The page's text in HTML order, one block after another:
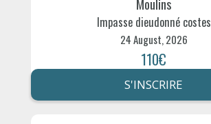
Impasse dieudonné costes
24 August, 2026
110€
S'INSCRIRE